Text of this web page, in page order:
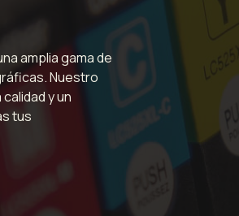
amplia gama de
Nuestro
y un
tus